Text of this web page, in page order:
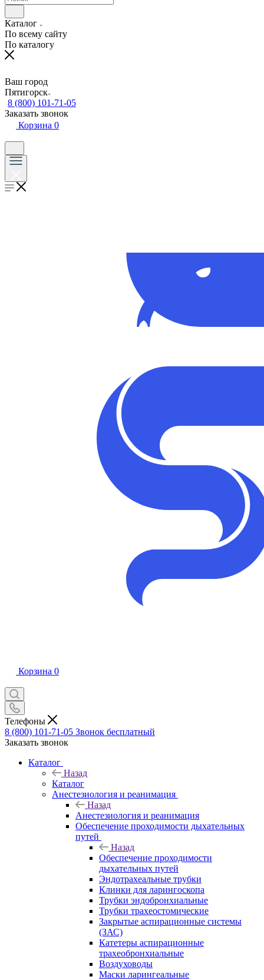
Каталог
По всему сайту
По каталогу
Ваш город
Пятигорск
8 (800) 101-71-05
Заказать звонок
Корзина 0
Корзина 0
Телефоны
8 (800) 101-71-05 Звонок бесплатный
Заказать звонок
Каталог
Назад
Каталог
Анестезиология и реанимация
Назад
Анестезиология и реанимация
Обеспечение проходимости дыхательных
путей
Назад
Обеспечение проходимости
дыхательных путей
Эндотрахеальные трубки
Клинки для ларингоскопа
Трубки эндобронхиальные
Трубки трахеостомические
Закрытые аспирационные системы
(ЗАС)
Катетеры аспирационные
трахеобронхиальные
Воздуховоды
Маски ларингеальные